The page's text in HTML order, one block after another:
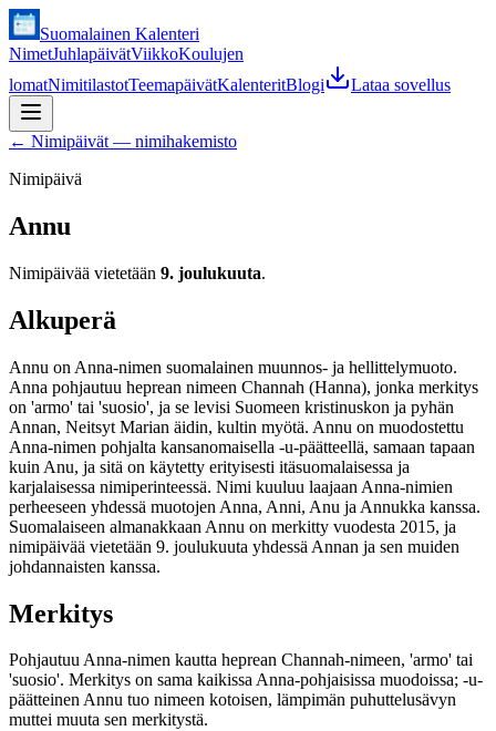
Suomalainen Kalenteri
NimetJuhlapäivätViikkoKoulujen
lomatNimitilastotTeemapäivätKalenteritBlogi Lataa sovellus
← Nimipäivät — nimihakemisto
Nimipäivä
Annu
Nimipäivää vietetään 9. joulukuuta.
Alkuperä
Annu on Anna-nimen suomalainen muunnos- ja hellittelymuoto.
Anna pohjautuu heprean nimeen Channah (Hanna), jonka merkitys
on 'armo' tai 'suosio', ja se levisi Suomeen kristinuskon ja pyhän
Annan, Neitsyt Marian äidin, kultin myötä. Annu on muodostettu
Anna-nimen pohjalta kansanomaisella -u-päätteellä, samaan tapaan
kuin Anu, ja sitä on käytetty erityisesti itäsuomalaisessa ja
karjalaisessa nimiperinteessä. Nimi kuuluu laajaan Anna-nimien
perheeseen yhdessä muotojen Anna, Anni, Anu ja Annukka kanssa.
Suomalaiseen almanakkaan Annu on merkitty vuodesta 2015, ja
nimipäivää vietetään 9. joulukuuta yhdessä Annan ja sen muiden
johdannaisten kanssa.
Merkitys
Pohjautuu Anna-nimen kautta heprean Channah-nimeen, 'armo' tai
'suosio'. Merkitys on sama kaikissa Anna-pohjaisissa muodoissa; -u-
päätteinen Annu tuo nimeen kotoisen, lämpimän puhuttelusävyn
muttei muuta sen merkitystä.